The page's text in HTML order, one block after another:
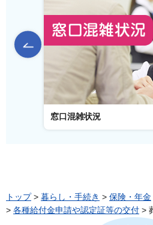
前のスライドを表
窓口混雑状況
トップ> 暮らし・手続き > 保険・年金
> 各種給付金申請や認定証等の交付 >